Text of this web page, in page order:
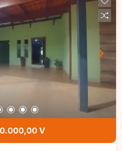
distribuídos,
e funcionalidade para
confortável, bem
de uma suíte com
das regiões que mais
Entre em contato e
V